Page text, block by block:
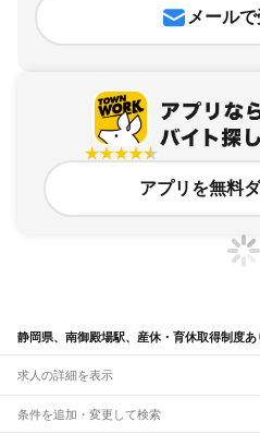
メール
アプリを無料
静岡県、南御殿場駅、産休・育休取得制度
求人の詳細を表示
条件を追加・変更して検索